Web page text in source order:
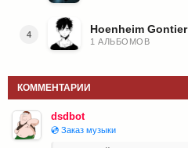
4 Hoenheim Gontier
1 АЛЬБОМОВ
КОММЕНТАРИИ
dsdbot
💿 Заказ музыки